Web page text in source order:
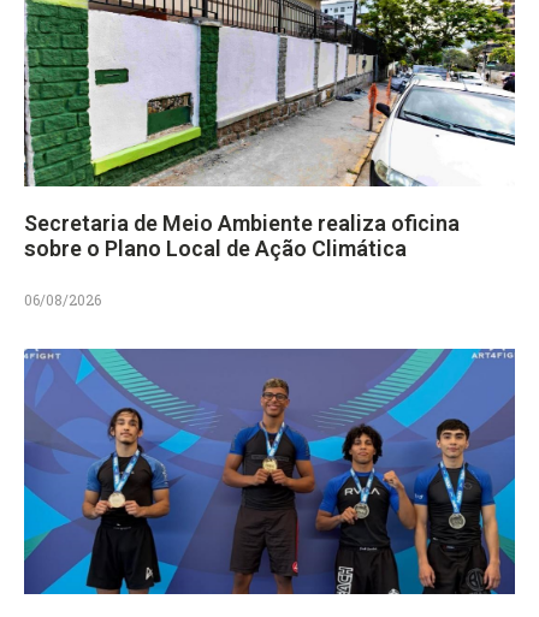
Secretaria de Meio Ambiente realiza oficina
sobre o Plano Local de Ação Climática
06/08/2026